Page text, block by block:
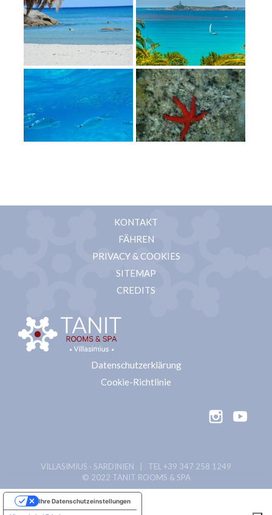
KONTAKT
FÄHREN
PRIVACY & COOKIES
SITEMAP
CREDITS
Datenschutzerklärung
Cookie-Richtlinie
VILLASIMIUS · SARDINIEN | TEL +39 347 258 1249
© 2022 TANIT ROOMS & SPA
Ihre Datenschutzeinstellungen